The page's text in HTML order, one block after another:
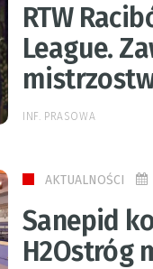
RTW
League.
INF. PRASOWA
AKTUALNOŚCI
Sanepid
H2Ostróg